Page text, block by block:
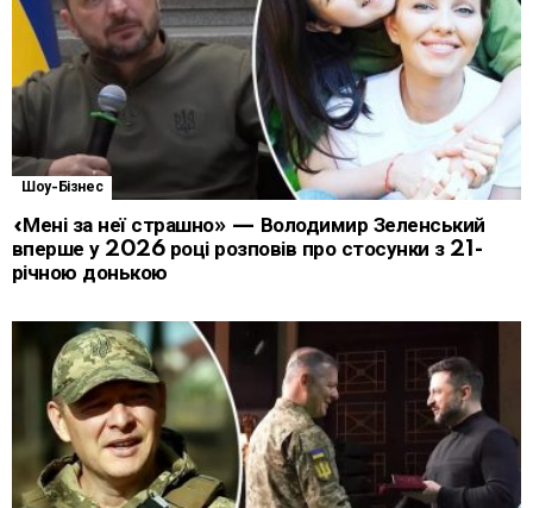
Шоу-Бізнес
«Мені за неї страшно» — Володимир Зеленський
вперше у 2026 році розповів про стосунки з 21-
річною донькою